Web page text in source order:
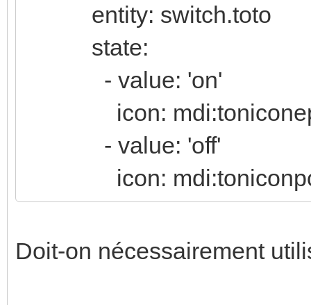
entity: switch.toto
state:
- value: 'on'
icon:
- value: 'off'
icon:
Doit-on nécessairement